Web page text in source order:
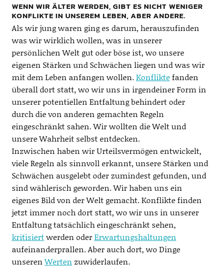
WENN WIR ÄLTER WERDEN, GIBT ES NICHT WENIGER
KONFLIKTE IN UNSEREM LEBEN, ABER ANDERE.
Als wir jung waren ging es darum, herauszufinden
was wir wirklich wollen, was in unserer
persönlichen Welt gut oder böse ist, wo unsere
eigenen Stärken und Schwächen liegen und was wir
mit dem Leben anfangen wollen.Konfliktefanden
überall dort statt, wo wir uns in irgendeiner Form in
unserer potentiellen Entfaltung behindert oder
durch die von anderen gemachten Regeln
eingeschränkt sahen. Wir wollten die Welt und
unsere Wahrheit selbst entdecken.
Inzwischen haben wir Urteilsvermögen entwickelt,
viele Regeln als sinnvoll erkannt, unsere Stärken und
Schwächen ausgelebt oder zumindest gefunden, und
sind wählerisch geworden. Wir haben uns ein
eigenes Bild von der Welt gemacht. Konflikte finden
jetzt immer noch dort statt, wo wir uns in unserer
Entfaltung tatsächlich eingeschränkt sehen,
kritisiertwerden oderErwartungshaltungen
aufeinanderprallen. Aber auch dort, wo Dinge
unserenWerten zuwiderlaufen.